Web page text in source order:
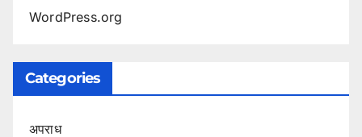
WordPress.org
Categories
अपराध